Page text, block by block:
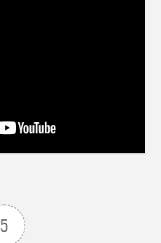
5